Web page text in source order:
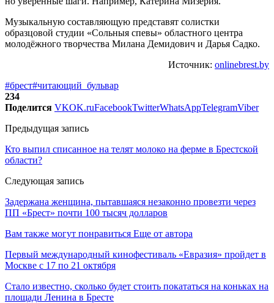
Музыкальную составляющую представят солистки
образцовой студии «Сольныя спевы» областного центра
молодёжного творчества Милана Демидович и Дарья Садко.
Источник: onlinebrest.by
#брест#читающий_бульвар
234
Поделится VKOK.ruFacebookTwitterWhatsAppTelegramViber
Предыдущая запись
Кто выпил списанное на телят молоко на ферме в Брестской
области?
Следующая запись
Задержана женщина, пытавшаяся незаконно провезти через
ПП «Брест» почти 100 тысяч долларов
Вам также могут понравиться Еще от автора
Первый международный кинофестиваль «Евразия» пройдет в
Москве с 17 по 21 октября
Стало известно, сколько будет стоить покататься на коньках на
площади Ленина в Бресте